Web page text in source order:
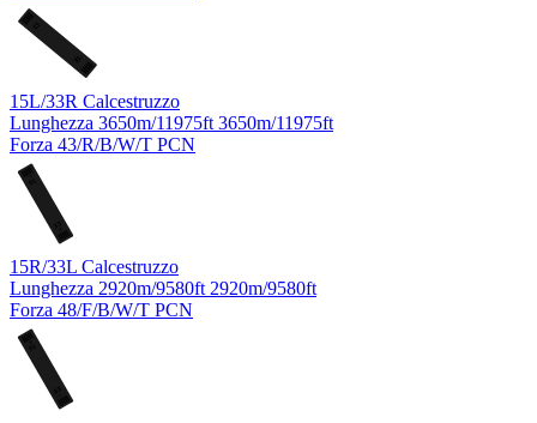
13
15L/33R Calcestruzzo
Lunghezza 3650m/11975ft 3650m/11975ft
Forza 43/R/B/W/T PCN
15R/33L Calcestruzzo
Lunghezza 2920m/9580ft 2920m/9580ft
Forza 48/F/B/W/T PCN